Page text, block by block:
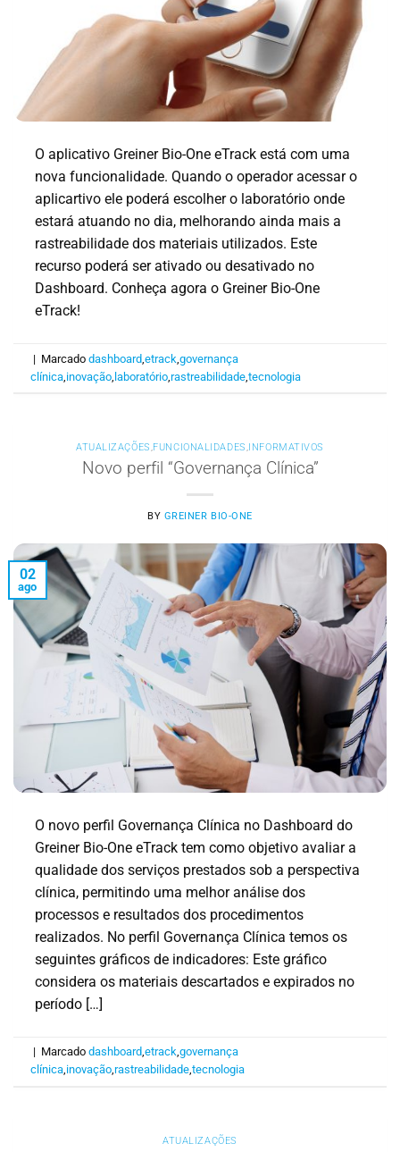
O aplicativo Greiner Bio-One eTrack está com uma
nova funcionalidade. Quando o operador acessar o
aplicartivo ele poderá escolher o laboratório onde
estará atuando no dia, melhorando ainda mais a
rastreabilidade dos materiais utilizados. Este
recurso poderá ser ativado ou desativado no
Dashboard. Conheça agora o Greiner Bio-One
eTrack!
| Marcadodashboard ,etrack ,governança
clínica inovação laboratório ,rastreabilidade ,tecnologia
ATUALIZAÇÕES,FUNCIONALIDADES, INFORMATIVOS
Novo perfil “Governança Clínica”
BY GREINER BIO-ONE
02
ago
O novo perfil Governança Clínica no Dashboard do
Greiner Bio-One eTrack tem como objetivo avaliar a
qualidade dos serviços prestados sob a perspectiva
clínica, permitindo uma melhor análise dos
processos e resultados dos procedimentos
realizados. No perfil Governança Clínica temos os
seguintes gráficos de indicadores: Este gráfico
considera os materiais descartados e expirados no
período […]
| Marcadodashboard,etrack,governança
clínica,inovação,rastreabilidade,tecnologia
ATUALIZAÇÕES